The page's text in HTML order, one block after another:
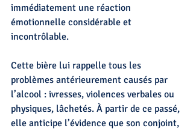
immédiatement une réaction
émotionnelle considérable et
incontrôlable.
Cette bière lui rappelle tous les
problèmes antérieurement causés par
l’alcool : ivresses, violences verbales ou
physiques, lâchetés. À partir de ce passé,
elle anticipe l’évidence que son conjoint,